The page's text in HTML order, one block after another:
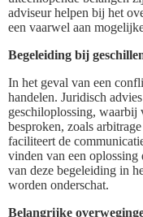
adviseur helpen bij het
een vaarwel aan
Begeleiding bij
In het geval van een
handelen. Juridisch
geschiloplossing, waarbij
besproken, zoals
faciliteert de
vinden van een
van deze begeleiding in
worden onderschat.
Belangrijke